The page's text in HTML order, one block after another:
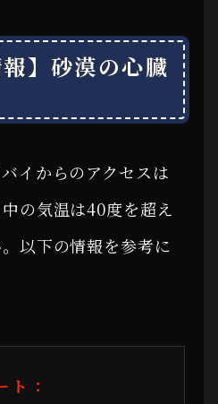
報】砂漠の心臓
イからのアクセスは
の気温は40度を超え
以下の情報を参考に
：